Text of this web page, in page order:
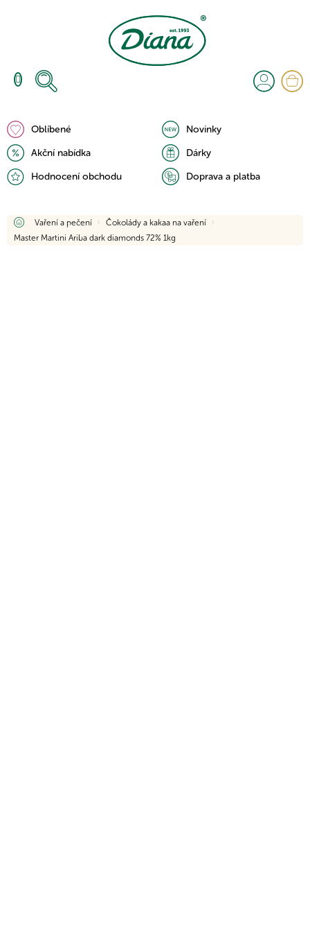
Oblíbené
Novinky
Akční nabídka
Dárky
Hodnocení obchodu
Doprava a platba
Domů
Vaření a pečení
Čokolády a kakaa na vaření
Master Martini Ariba dark diamonds 72% 1kg